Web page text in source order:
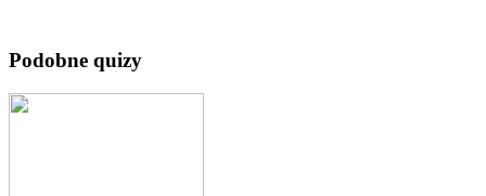
Podobne quizy